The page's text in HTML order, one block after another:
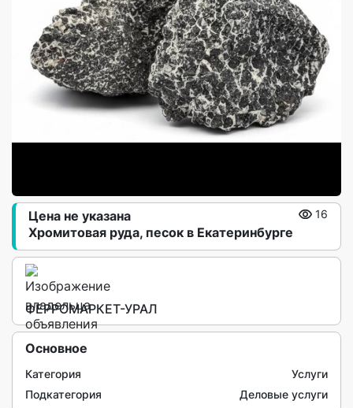
Хромитовая руда, песок в Екатеринбурге
Цена не указана 16
ФЕРРОМАРКЕТ-УРАЛ
Основное
Категория
Услуги
Подкатегория
Деловые услуги